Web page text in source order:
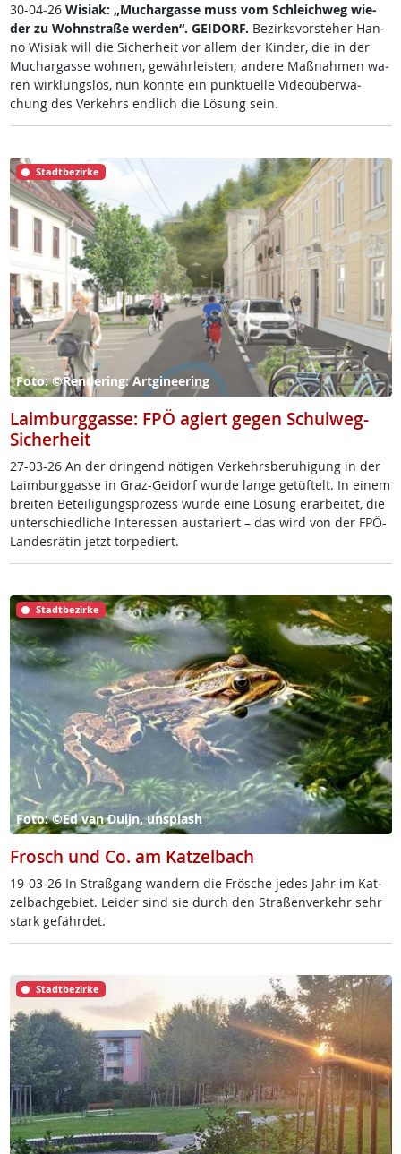
30-04-26 Wi­siak: „Much­ar­gas­se muss vom Sch­leich­weg wie­
der zu Wohn­stra­ße wer­den“. GEI­DORF. Be­zirks­vor­ste­her Han­
no Wi­siak will die Si­cher­heit vor al­lem der Kin­der, die in der
Much­ar­gas­se woh­nen, ge­währ­leis­ten; an­de­re Maß­nah­men wa­
ren wir­k­lungs­los, nun könn­te ein punk­tu­el­le Vi­deo­über­wa­
chung des Ver­kehrs end­lich die Lö­sung sein.
Stadtbezirke
Foto: ©Rendering: Artgineering
Laimburggasse: FPÖ agiert gegen Schulweg-
Sicherheit
27-03-26 An der drin­gend nö­t­i­gen Ver­kehrs­be­ru­hi­gung in der
Laim­burg­gas­se in Graz-Gei­dorf wur­de lan­ge ge­tüf­telt. In ei­nem
brei­ten Be­tei­li­gung­s­pro­zess wur­de ei­ne Lö­sung er­ar­bei­tet, die
un­ter­schied­li­che In­ter­es­sen au­s­ta­riert – das wird von der FPÖ-
Lan­des­rä­tin jetzt tor­pe­diert.
Stadtbezirke
Foto: ©Ed van Duijn, unsplash
Frosch und Co. am Katzelbach
19-03-26 In Straß­gang wan­dern die Frö­sche je­des Jahr im Kat­
zel­bach­ge­biet. Lei­der sind sie durch den Stra­ßen­ver­kehr sehr
stark ge­fähr­det.
Stadtbezirke